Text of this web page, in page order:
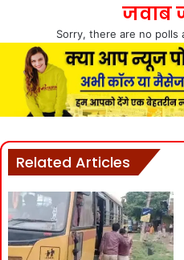
जवाब
Sorry, there are no polls
Related Articles